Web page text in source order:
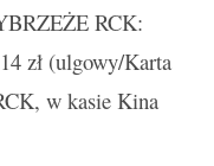
RCK:
zł (ulgowy/Karta
w kasie Kina